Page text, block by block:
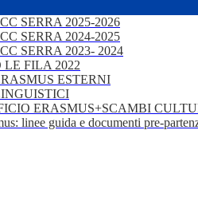
SERRA 2025-2026
SERRA 2024-2025
SERRA 2023- 2024
LE FILA 2022
ESTERNI
ERASMUS+SCAMBI
linee guida e documenti pre-